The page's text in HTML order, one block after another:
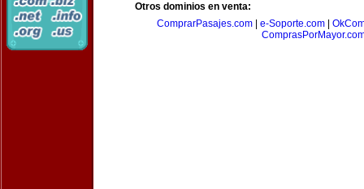
Otros dominios en venta:
ComprarPasajes.com
e-Soporte.com